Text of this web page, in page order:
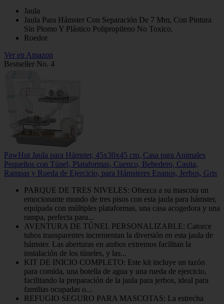
Jaula
Jaula Para Hámster Con Separación De 7 Mm, Con Pintura
Sin Plomo Y Plástico Polipropileno No Toxico.
Roedor
Ver en Amazon
Bestseller No. 4
PawHut Jaula para Hámster, 45x30x45 cm, Casa para Animales
Pequeños con Túnel, Plataformas, Cuenco, Bebedero, Casita,
Rampas y Rueda de Ejercicio, para Hámsteres Enanos, Jerbos, Gris
PARQUE DE TRES NIVELES: Ofrezca a su mascota un
emocionante mundo de tres pisos con esta jaula para hámster,
equipada con múltiples plataformas, una casa acogedora y una
rampa, perfecta para...
AVENTURA DE TÚNEL PERSONALIZABLE: Catorce
tubos transparentes incrementan la diversión en esta jaula de
hámster. Las aberturas en ambos extremos facilitan la
instalación de los túneles, y las...
KIT DE INICIO COMPLETO: Este kit incluye un tazón
para comida, una botella de agua y una rueda de ejercicio,
facilitando la preparación de la jaula para jerbos, ideal para
familias ocupadas o...
REFUGIO SEGURO PARA MASCOTAS: La estrecha